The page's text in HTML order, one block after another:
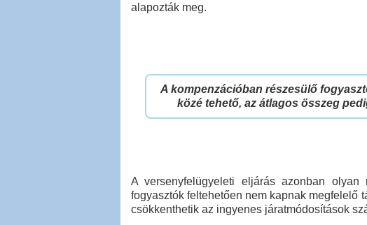
alapozták meg.
A kompenzációban részesülő
közé tehető, az átlagos összeg
A versenyfelügyeleti eljárás azonban
fogyasztók feltehetően nem kapnak megfelelő
csökkenthetik az ingyenes járatmódosítások